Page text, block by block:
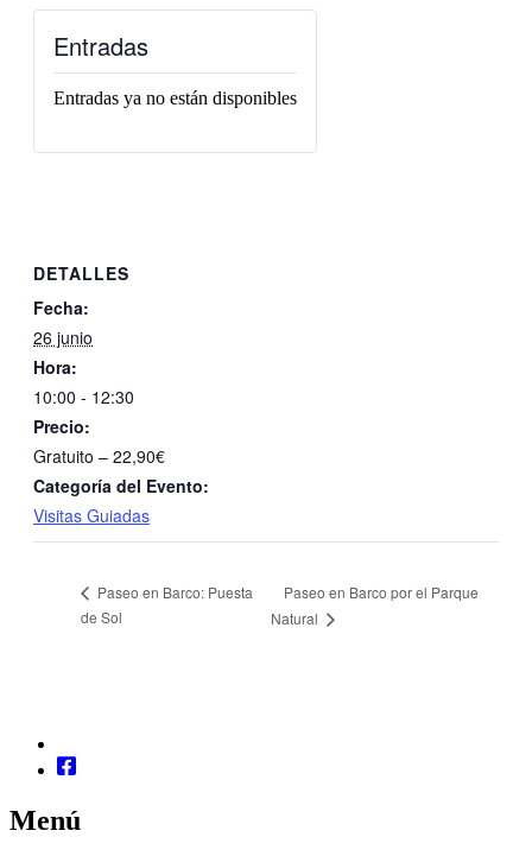
DETALLES
Fecha:
26 junio
Hora:
10:00 - 12:30
Precio:
Gratuito – 22,90€
Categoría del Evento:
Visitas Guiadas
Entradas
Entradas ya no están disponibles
Paseo en Barco: Puesta
de Sol
Paseo en Barco por el Parque
Natural
Menú